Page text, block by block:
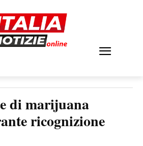
di marijuana
ricognizione